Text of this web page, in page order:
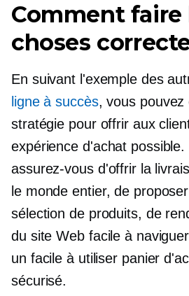
Comment faire
choses
En suivant l'exemple des
ligne à succès, vous
stratégie pour offrir aux
expérience d'achat
assurez-vous d'offrir la
le monde entier, de
sélection de produits, de
du site Web facile à
un facile à utiliser panier
sécurisé.